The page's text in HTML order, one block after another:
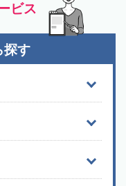
ビス
探す